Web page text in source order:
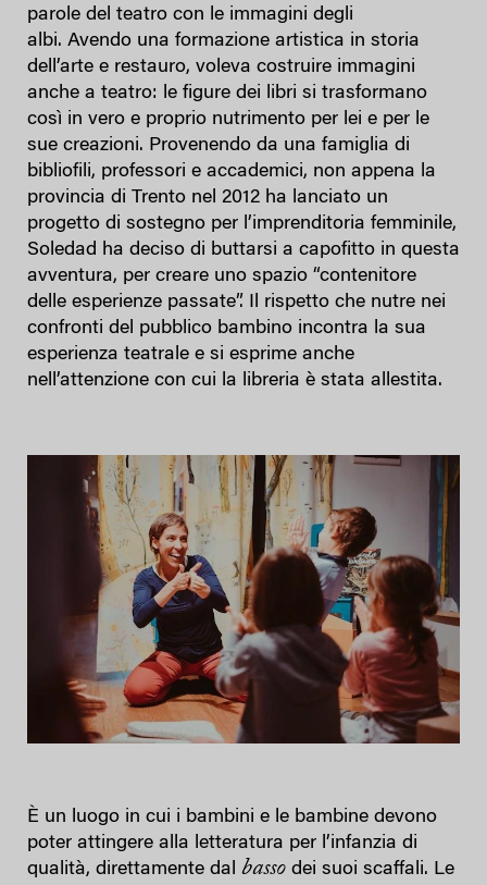
parole del teatro con le immagini degli
albi. Avendo una formazione artistica in storia
dell’arte e restauro, voleva costruire immagini
anche a teatro: le figure dei libri si trasformano
così in vero e proprio nutrimento per lei e per le
sue creazioni. Provenendo da una famiglia di
bibliofili, professori e accademici, non appena la
provincia di Trento nel 2012 ha lanciato un
progetto di sostegno per l’imprenditoria femminile,
Soledad ha deciso di buttarsi a capofitto in questa
avventura, per creare uno spazio “contenitore
delle esperienze passate”. Il rispetto che nutre nei
confronti del pubblico bambino incontra la sua
esperienza teatrale e si esprime anche
nell’attenzione con cui la libreria è stata allestita.
È un luogo in cui i bambini e le bambine devono
poter attingere alla letteratura per l’infanzia di
qualità, direttamente dal basso dei suoi scaffali. Le